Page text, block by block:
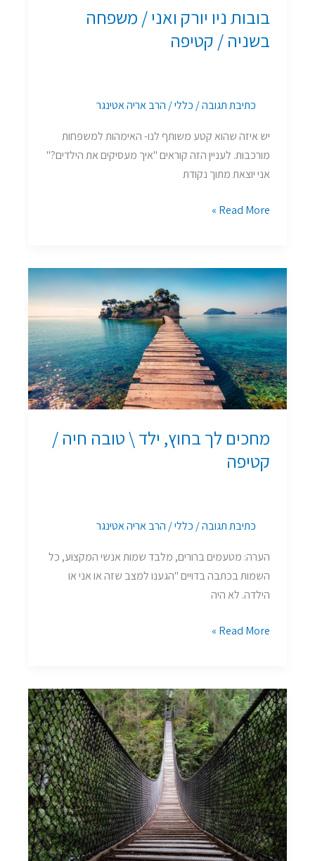
בובות ניו יורק ואני / משפחה
בשניה / קטיפה
כתיבת תגובה/ כללי/ הרב אריה אטינגר
יש איזה שהוא קטע משותף לנו- האימהות למשפחות
מורכבות. לעניין הזה קוראים "איך מעסיקים את הילדים?"
אני יוצאת מתוך נקודת
Read More »
מחכים לך בחוץ, ילד \ טובה חיה /
קטיפה
כתיבת תגובה/ כללי/ הרב אריה אטינגר
הערה: מטעמים ברורים, מלבד שמות אנשי המקצוע, כל
השמות בכתבה בדויים "הגענו למצב שזה או אני או
הילדה. לא היה
מחכים
לך
בחוץ,
ילד
\
טובה
חיה
/
Read More »
גשרים
–
'מפגש
בין
עולמות'.
נשמע
קסום,
מרתק,
מבטיח?